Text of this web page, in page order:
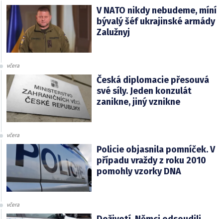
V NATO nikdy nebudeme, míní
bývalý šéf ukrajinské armády
Zalužnyj
včera
Česká diplomacie přesouvá
své síly. Jeden konzulát
zanikne, jiný vznikne
včera
Policie objasnila pomníček. V
případu vraždy z roku 2010
pomohly vzorky DNA
včera